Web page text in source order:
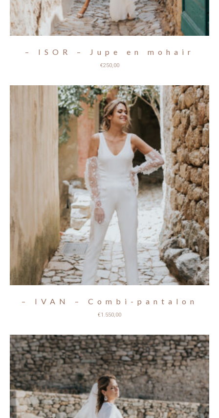
– ISOR – Jupe en mohair
€250,00
– IVAN – Combi-pantalon
€1.550,00